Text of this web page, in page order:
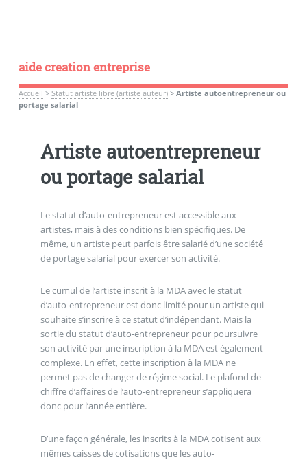
aide creation entreprise
Accueil > Statut artiste libre (artiste auteur)> Artiste autoentrepreneur ou
portage salarial
Artiste autoentrepreneur
ou portage salarial
Le statut d’auto-entrepreneur est accessible aux
artistes, mais à des conditions bien spécifiques. De
même, un artiste peut parfois être salarié d’une société
de portage salarial pour exercer son activité.
Le cumul de l’artiste inscrit à la MDA avec le statut
d’auto-entrepreneur est donc limité pour un artiste qui
souhaite s’inscrire à ce statut d’indépendant. Mais la
sortie du statut d’auto-entrepreneur pour poursuivre
son activité par une inscription à la MDA est également
complexe. En effet, cette inscription à la MDA ne
permet pas de changer de régime social. Le plafond de
chiffre d’affaires de l’auto-entrepreneur s’appliquera
donc pour l’année entière.
D’une façon générale, les inscrits à la MDA cotisent aux
mêmes caisses de cotisations que les auto-